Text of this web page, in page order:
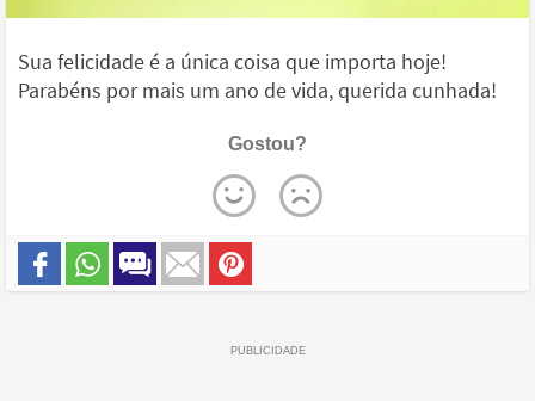
Sua felicidade é a única coisa que importa hoje!
Parabéns por mais um ano de vida, querida cunhada!
Gostou?